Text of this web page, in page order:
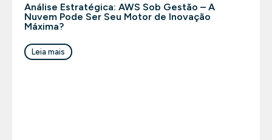
Análise Estratégica: AWS Sob Gestão – A
Nuvem Pode Ser Seu Motor de Inovação
Máxima?
Leia mais